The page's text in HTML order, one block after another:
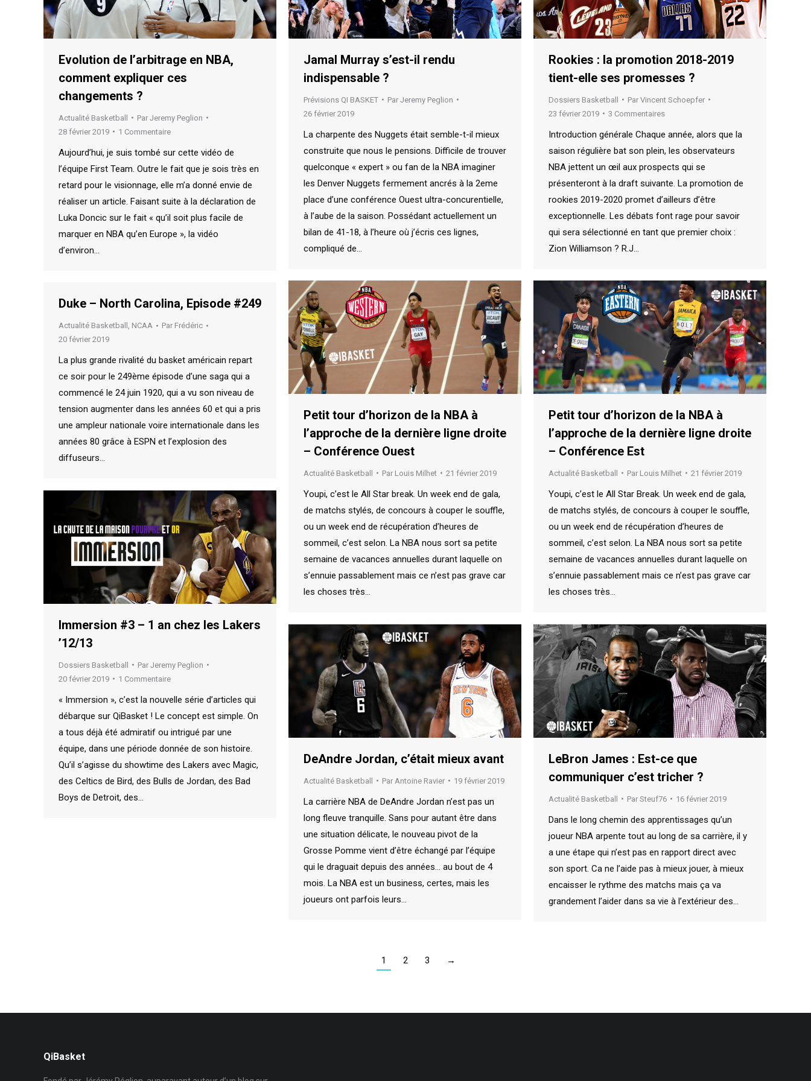
Evolution de l’arbitrage en NBA,
comment expliquer ces
changements ?
Actualité Basketball Par Jeremy Peglion
28 février 2019
1 Commentaire
Aujourd’hui, je suis tombé sur cette vidéo de
l’équipe First Team. Outre le fait que je sois très en
retard pour le visionnage, elle m’a donné envie de
réaliser un article. Faisant suite à la déclaration de
Luka Doncic sur le fait « qu’il soit plus facile de
marquer en NBA qu’en Europe », la vidéo
d’environ…
Jamal Murray s’est-il rendu
indispensable ?
Prévisions QI BASKET Par Jeremy Peglion
26 février 2019
La charpente des Nuggets était semble-t-il mieux
construite que nous le pensions. Difficile de trouver
quelconque « expert » ou fan de la NBA imaginer
les Denver Nuggets fermement ancrés à la 2eme
place d’une conférence Ouest ultra-concurentielle,
à l’aube de la saison. Possédant actuellement un
bilan de 41-18, à l’heure où j’écris ces lignes,
compliqué de…
Rookies : la promotion 2018-2019
tient-elle ses promesses ?
Dossiers Basketball Par Vincent Schoepfer
23 février 2019
3 Commentaires
Introduction générale Chaque année, alors que la
saison régulière bat son plein, les observateurs
NBA jettent un œil aux prospects qui se
présenteront à la draft suivante. La promotion de
rookies 2019-2020 promet d’ailleurs d’être
exceptionnelle. Les débats font rage pour savoir
qui sera sélectionné en tant que premier choix :
Zion Williamson ? R.J…
Petit tour d’horizon de la NBA à
l’approche de la dernière ligne droite
– Conférence Ouest
Actualité Basketball Par Louis Milhet 21 février 2019
Youpi, c’est le All Star break. Un week end de gala,
de matchs stylés, de concours à couper le souffle,
ou un week end de récupération d’heures de
sommeil, c’est selon. La NBA nous sort sa petite
semaine de vacances annuelles durant laquelle on
s’ennuie passablement mais ce n’est pas grave car
les choses très…
Petit tour d’horizon de la NBA à
l’approche de la dernière ligne droite
– Conférence Est
Actualité Basketball Par Louis Milhet 21 février 2019
Youpi, c’est le All Star Break. Un week end de gala,
de matchs stylés, de concours à couper le souffle,
ou un week end de récupération d’heures de
sommeil, c’est selon. La NBA nous sort sa petite
semaine de vacances annuelles durant laquelle on
s’ennuie passablement mais ce n’est pas grave car
les choses très…
Duke – North Carolina, Episode #249
Actualité Basketball , NCAA Par Frédéric
20 février 2019
La plus grande rivalité du basket américain repart
ce soir pour le 249ème épisode d’une saga qui a
commencé le 24 juin 1920, qui a vu son niveau de
tension augmenter dans les années 60 et qui a pris
une ampleur nationale voire internationale dans les
années 80 grâce à ESPN et l’explosion des
diffuseurs…
Immersion #3 – 1 an chez les Lakers
’12/13
Dossiers Basketball Par Jeremy Peglion
20 février 2019
1 Commentaire
« Immersion », c’est la nouvelle série d’articles qui
débarque sur QiBasket ! Le concept est simple. On
a tous déjà été admiratif ou intrigué par une
équipe, dans une période donnée de son histoire.
Qu’il s’agisse du showtime des Lakers avec Magic,
des Celtics de Bird, des Bulls de Jordan, des Bad
Boys de Detroit, des…
DeAndre Jordan, c’était mieux avant
Actualité Basketball Par Antoine Ravier 19 février 2019
La carrière NBA de DeAndre Jordan n’est pas un
long fleuve tranquille. Sans pour autant être dans
une situation délicate, le nouveau pivot de la
Grosse Pomme vient d’être échangé par l’équipe
qui le draguait depuis des années… au bout de 4
mois. La NBA est un business, certes, mais les
joueurs ont parfois leurs…
LeBron James : Est-ce que
communiquer c’est tricher ?
Actualité Basketball Par Steuf76 16 février 2019
Dans le long chemin des apprentissages qu’un
joueur NBA arpente tout au long de sa carrière, il y
a une étape qui n’est pas en rapport direct avec
son sport. Ca ne l’aide pas à mieux jouer, à mieux
encaisser le rythme des matchs mais ça va
grandement l’aider dans sa vie à l’extérieur des…
1 2 3 →
QiBasket